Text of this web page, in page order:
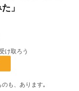
」
け取ろう
も、あります｡